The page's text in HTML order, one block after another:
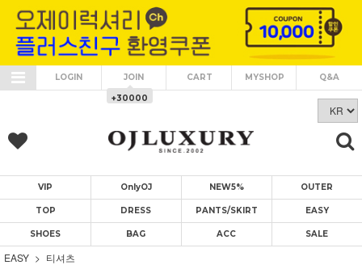
LOGIN
JOIN
+30000
CART MYSHOP Q&A
VIP OnlyOJ NEW5% OUTER
TOP DRESS PANTS/SKIRT EASY
SHOES BAG ACC SALE
EASY 티셔츠